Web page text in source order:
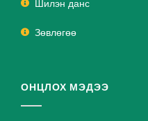
Шилэн данс
Зөвлөгөө
ОНЦЛОХ МЭДЭЭ